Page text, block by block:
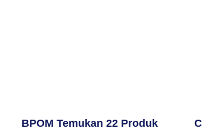
BPOM Temukan 22 Produk